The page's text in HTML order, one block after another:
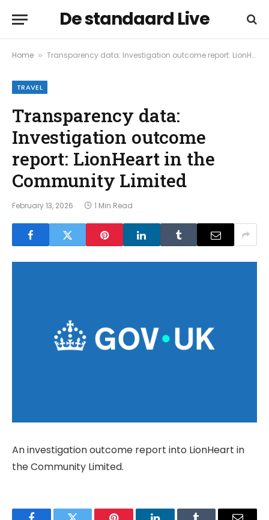
De standaard Live
Home » Transparency data: Investigation outcome report: LionHeart in the Community Limited
TRAVEL
Transparency data:
Investigation outcome
report: LionHeart in the
Community Limited
February 13, 2026 1 Min Read
An investigation outcome report into LionHeart in
the Community Limited.